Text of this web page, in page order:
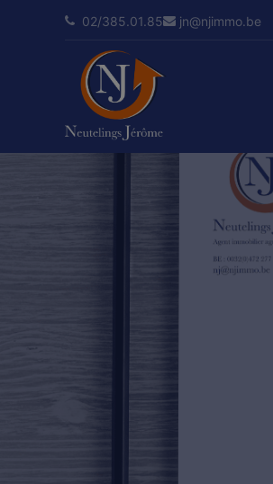
02/385.01.85 jn@njimmo.be